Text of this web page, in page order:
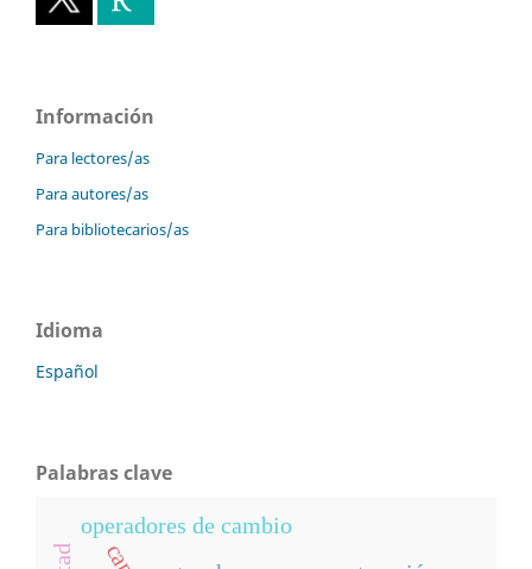
Información
Para lectores/as
Para autores/as
Para bibliotecarios/as
Idioma
Español
Palabras clave
operadores de cambio